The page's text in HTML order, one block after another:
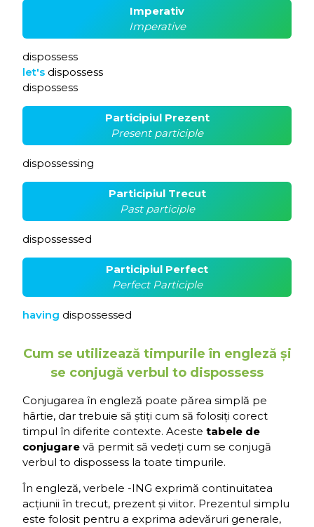
Imperativ
Imperative
dispossess
let's dispossess
dispossess
Participiul Prezent
Present participle
dispossessing
Participiul Trecut
Past participle
dispossessed
Participiul Perfect
Perfect Participle
having dispossessed
Cum se utilizează timpurile în engleză și
se conjugă verbul to dispossess
Conjugarea în engleză poate părea simplă pe
hârtie, dar trebuie să știți cum să folosiți corect
timpul în diferite contexte. Aceste tabele de
conjugare vă permit să vedeți cum se conjugă
verbul to dispossess la toate timpurile.
În engleză, verbele -ING exprimă continuitatea
acțiunii în trecut, prezent și viitor. Prezentul simplu
este folosit pentru a exprima adevăruri generale,